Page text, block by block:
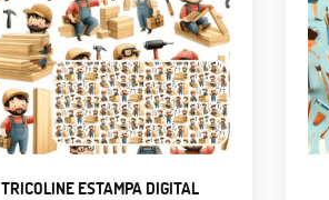
TRICOLINE ESTAMPA DIGITAL